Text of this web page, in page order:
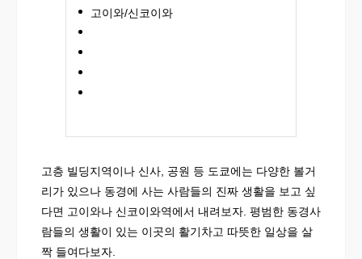
고이와/신코이와
고층 빌딩지역이나 신사, 공원 등 도쿄에는 다양한 볼거
리가 있으나 동경에 사는 사람들의 진짜 생활을 보고 싶
다면 고이와나 신코이와역에서 내려보자. 평범한 동경사
람들의 생활이 있는 이곳의 활기차고 따뜻한 일상을 살
짝 들여다보자.